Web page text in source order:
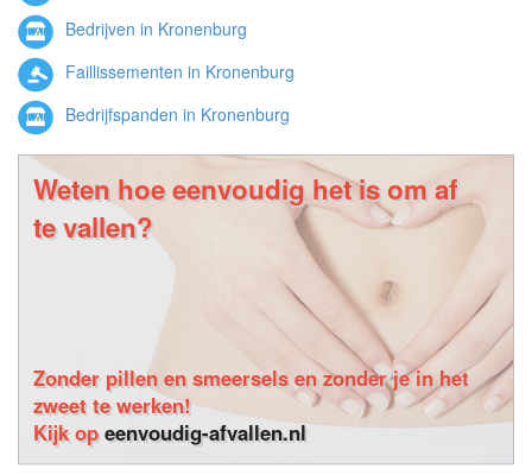
Bedrijven in Kronenburg
Faillissementen in Kronenburg
Bedrijfspanden in Kronenburg
Weten hoe eenvoudig het is om af
te vallen?
Zonder pillen en smeersels en zonder je in het
zweet te werken!
Kijk opeenvoudig-afvallen.nl